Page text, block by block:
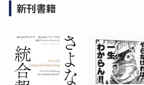
新刊書籍